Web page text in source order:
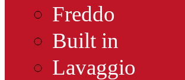
Freddo
Built in
Lavaggio